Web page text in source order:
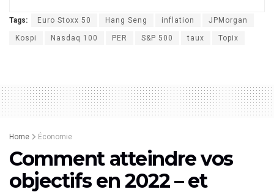
Tags: Euro Stoxx 50 Hang Seng inflation JPMorgan
Kospi Nasdaq 100 PER S&P 500 taux Topix
Home Économie
Comment atteindre vos
objectifs en 2022 – et